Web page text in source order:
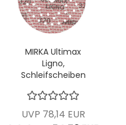
MIRKA Ultimax
Ligno,
Schleifscheiben
K120, 1 VPE = 100
Stück
UVP 78,14 EUR